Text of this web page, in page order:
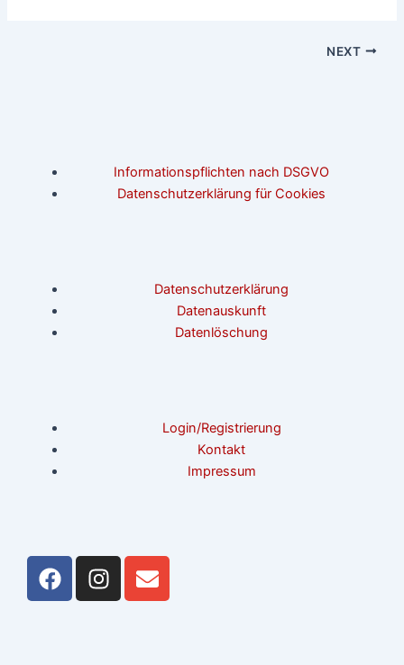
NEXT
Informationspflichten nach DSGVO
Datenschutzerklärung für Cookies
Datenschutzerklärung
Datenauskunft
Datenlöschung
Login/Registrierung
Kontakt
Impressum
F
a
I
n
E
n